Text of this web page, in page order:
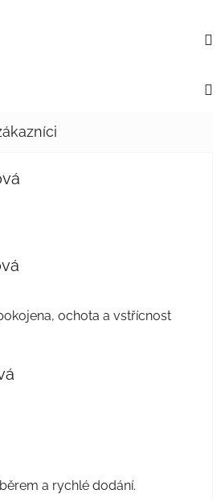
5 z 5 hvězdiček.
5 z 5 hvězdiček.
ochota a vstřícnost
5 z 5 hvězdiček.
5 z 5 hvězdiček.
a rychlé dodání.